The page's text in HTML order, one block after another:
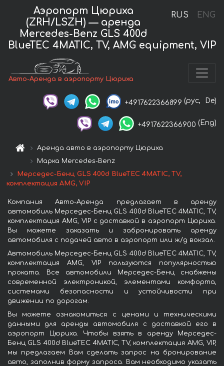
RUS ENG
Аэропорт Цюриха
(ZRH/LSZH) — аренда
Mercedes-Benz GLS 400d
BlueTEC 4MATIC, TV, AMG equipment, VIP
Авто-Аренда в аэропорту Цюриха
+4917622366899 (рус, De)
+4917622366900 (Eng)
Аренда авто в аэропорту Цюриха
Марка Mercedes-Benz
Мерседес-Бенц GLS 400d BlueTEC 4MATIC, TV,
комплектация AMG, VIP
Компания Авто-Аренда предлагает в аренду
автомобиль Мерседес-Бенц GLS 400d BlueTEC 4MATIC, TV,
комплектация AMG, VIP с доставкой в аэропорт Цюриха.
Вы можете заказать и забронировать аренду
автомобиля с подачей авто в аэропорт или ж/д вокзал.
Автомобиль Мерседес-Бенц GLS 400d BlueTEC 4MATIC, TV,
комплектация AMG, VIP пользуются популярностью
проката. Все автомобили Мерседес-Бенц снабжены
современной электроникой, элементами комфорта,
системами безопасности и устойчивости при
движении по дорогам.
Вы можете ознакомиться с ценами и техническими
данными для аренды автомобиля с доставкой его в
аэропорт Цюриха. Чтобы взять в аренду Мерседес-
Бенц GLS 400d BlueTEC 4MATIC, TV, комплектация AMG, VIP,
мы предлагаем Вам сделать запрос на бронирование
авто, заполнив форму запроса. Вам необходимо указать